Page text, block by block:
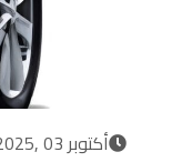
أكتوبر 03 ,2025